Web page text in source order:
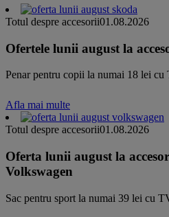
Totul despre accesorii01.08.2026
Ofertele lunii august la
Penar pentru copii la numai 18 lei cu
Afla mai multe
Totul despre accesorii01.08.2026
Oferta lunii august la
Volkswagen
Sac pentru sport la numai 39 lei cu